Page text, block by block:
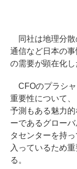
同社は地理分散
通信など日本の
の需要が顕在化し
CFOのプラシャ
重要性について
予測もある魅力
ーであるグロー
タセンターを持
入っているため
る。